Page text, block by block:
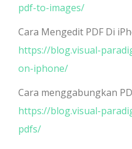
pdf-to-images/
Cara Mengedit PDF Di
https://blog.visual-
on-iphone/
Cara menggabungkan
https://blog.visual-
pdfs/